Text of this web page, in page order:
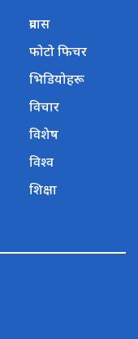
प्रवास
फोटो फिचर
भिडियोहरू
विचार
विशेष
विश्व
शिक्षा